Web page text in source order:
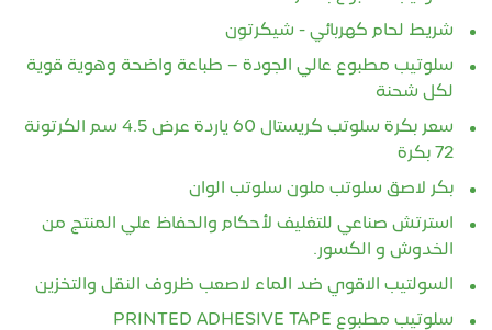
شريط لحام كهربائي - شيكرتون
سلوتيب مطبوع عالي الجودة – طباعة واضحة وهوية قوية
لكل شحنة
سعر بكرة سلوتب كريستال 60 ياردة عرض 4.5 سم الكرتونة
72 بكرة
بكر لاصق سلوتب ملون سلوتب الوان
استرتش صناعي للتغليف لأحكام والحفاظ علي المنتج من
الخدوش و الكسور.
السولتيب الاقوي ضد الماء لاصعب ظروف النقل والتخزين
سلوتيب مطبوع PRINTED ADHESIVE TAPE